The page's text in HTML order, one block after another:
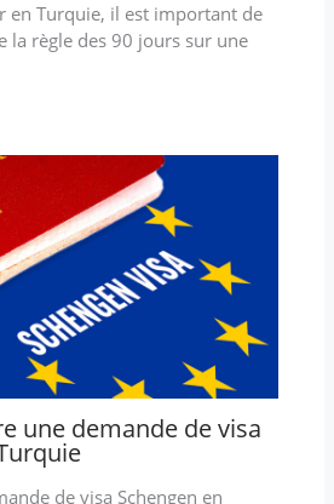
en Turquie, il est important de
la règle des 90 jours sur une
une demande de visa
de visa Schengen en